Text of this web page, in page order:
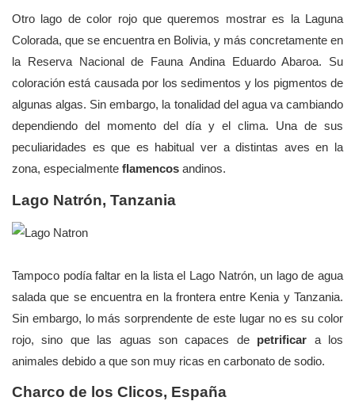
Otro lago de color rojo que queremos mostrar es la Laguna
Colorada, que se encuentra en Bolivia, y más concretamente en
la Reserva Nacional de Fauna Andina Eduardo Abaroa. Su
coloración está causada por los sedimentos y los pigmentos de
algunas algas. Sin embargo, la tonalidad del agua va cambiando
dependiendo del momento del día y el clima. Una de sus
peculiaridades es que es habitual ver a distintas aves en la
zona, especialmente flamencos andinos.
Lago Natrón, Tanzania
Tampoco podía faltar en la lista el Lago Natrón, un lago de agua
salada que se encuentra en la frontera entre Kenia y Tanzania.
Sin embargo, lo más sorprendente de este lugar no es su color
rojo, sino que las aguas son capaces de petrificar a los
animales debido a que son muy ricas en carbonato de sodio.
Charco de los Clicos, España